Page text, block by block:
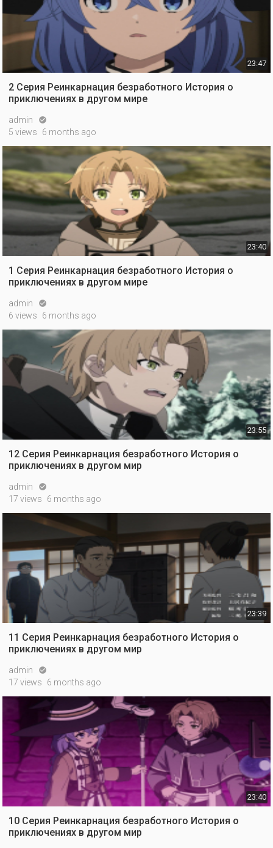
23:47
2 Серия Реинкарнация безработного История о
приключениях в другом мире
admin 
5 views 6 months ago
23:40
1 Серия Реинкарнация безработного История о
приключениях в другом мире
admin 
6 views 6 months ago
23:55
12 Серия Реинкарнация безработного История о
приключениях в другом мир
admin 
17 views 6 months ago
23:39
11 Серия Реинкарнация безработного История о
приключениях в другом мир
admin 
17 views 6 months ago
23:40
10 Серия Реинкарнация безработного История о
приключениях в другом мир